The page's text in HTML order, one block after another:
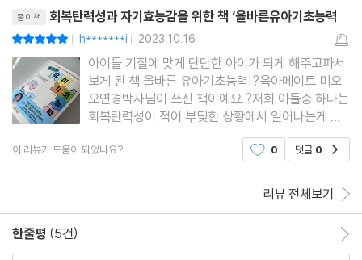
나는 알아 가는 과정이 즐거운 아이야
나는 미래에도 행복한 아이야
4장 유혹에 흔들리지 않는 아이
1. 자기 조절 능력과 만족 지연 능력
동기를 유지하는 힘 -조절
외적 보상의 가치 다루기
어 있는 책이에요저도 지
종이책 회복탄력성과 자기효능감을 위한 책 ‘올바른유아기초능력
| h*******i | 2023.10.16
아이들 기질에 맞게 단단한 아이가 되게 해주고파서
보게 된 책.올바른 유아기초능력!?육아메이트 미오
오연경박사님이 쓰신 책이예요.?저희 아들중 하나는
회복탄력성이 적어 부딪힌 상황에서 일어나는게 무
척 힘이 들어하는 경우가 많습니다. 불안기질이 높은
경우의 아이가 이러한 경우에 해당이 되는데요.?미
이 리뷰가 도움이 되었나요? 0 댓글 0
리뷰 전체보기
한줄평 (5건)